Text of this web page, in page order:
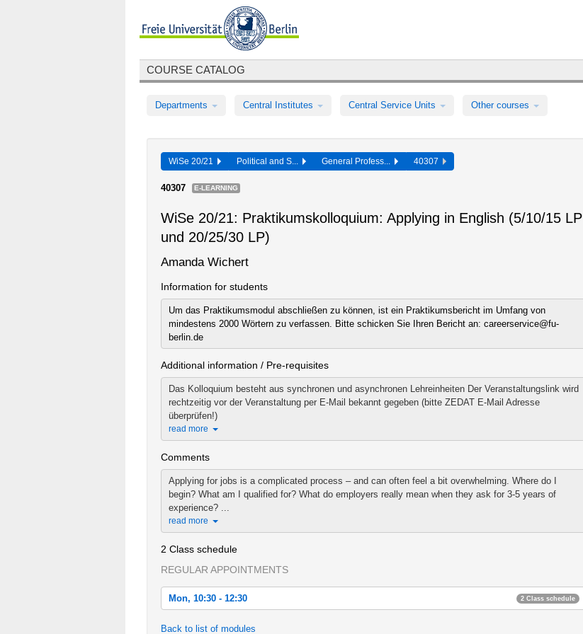
COURSE CATALOG
Departments Central Institutes Central Service Units Other courses
WiSe 20/21 Political and S... General Profess... 40307
40307 E-LEARNING
WiSe 20/21: Praktikumskolloquium: Applying in English (5/10/15 LP
und 20/25/30 LP)
Amanda Wichert
Information for students
Um das Praktikumsmodul abschließen zu können, ist ein Praktikumsbericht im Umfang von
mindestens 2000 Wörtern zu verfassen. Bitte schicken Sie Ihren Bericht an: careerservice@fu-
berlin.de
Additional information / Pre-requisites
Das Kolloquium besteht aus synchronen und asynchronen Lehreinheiten Der Veranstaltungslink wird
rechtzeitig vor der Veranstaltung per E-Mail bekannt gegeben (bitte ZEDAT E-Mail Adresse
überprüfen!)
read more
Comments
Applying for jobs is a complicated process – and can often feel a bit overwhelming. Where do I
begin? What am I qualified for? What do employers really mean when they ask for 3-5 years of
experience? ...
read more
2 Class schedule
REGULAR APPOINTMENTS
Mon, 10:30 - 12:30 2 Class schedule
Back to list of modules